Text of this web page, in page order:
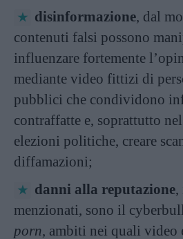
disinformazione, dal
contenuti falsi possono
influenzare fortemente
mediante video fittizi di
pubblici che condividono
contraffatte e, soprattutto
elezioni politiche, creare
diffamazioni;
danni alla reputazione,
menzionati, sono il
porn, ambiti nei quali video